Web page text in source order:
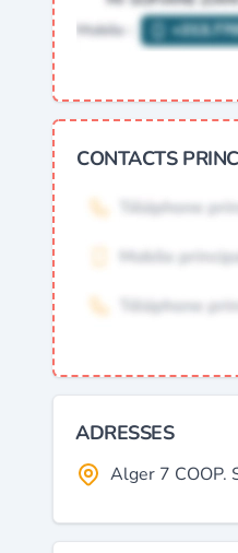
CONTACTS
ADRESSES
Alger 7 COOP.